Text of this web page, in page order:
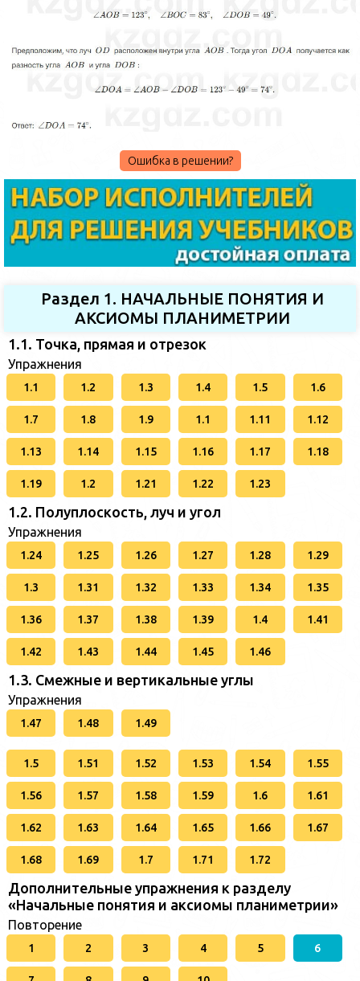
Ошибка в решении?
Раздел 1. НАЧАЛЬНЫЕ ПОНЯТИЯ И
АКСИОМЫ ПЛАНИМЕТРИИ
1.1. Точка, прямая и отрезок
Упражнения
1.1 1.2 1.3 1.4 1.5 1.6
1.7 1.8 1.9 1.1 1.11 1.12
1.13 1.14 1.15 1.16 1.17 1.18
1.19 1.2 1.21 1.22 1.23
1.2. Полуплоскость, луч и угол
Упражнения
1.24 1.25 1.26 1.27 1.28 1.29
1.3 1.31 1.32 1.33 1.34 1.35
1.36 1.37 1.38 1.39 1.4 1.41
1.42 1.43 1.44 1.45 1.46
1.3. Смежные и вертикальные углы
Упражнения
1.47 1.48 1.49
1.5 1.51 1.52 1.53 1.54 1.55
1.56 1.57 1.58 1.59 1.6 1.61
1.62 1.63 1.64 1.65 1.66 1.67
1.68 1.69 1.7 1.71 1.72
Дополнительные упражнения к разделу
«Начальные понятия и аксиомы планиметрии»
Повторение
1 2 3 4 5 6